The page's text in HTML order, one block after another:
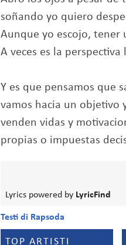
soñando yo quiero
Aunque yo escojo, tener
A veces es la
Y es que pensamos que
vamos hacia un objetivo
venden vidas y
propias o impuestas
Lyrics powered by LyricFind
Testi di Rapsoda
TOP ARTISTI